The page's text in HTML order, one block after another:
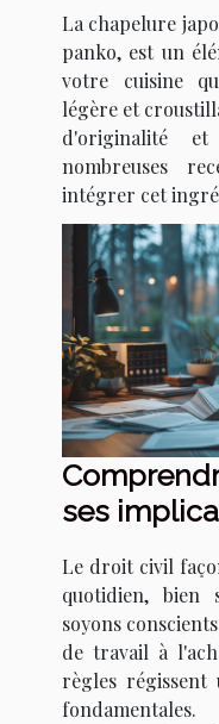
La chapelure
panko, est un
votre cuisine
légère et
d'originalité
nombreuses
intégrer cet
ses
Le droit civil
quotidien, bien
soyons
de travail à
règles régissent